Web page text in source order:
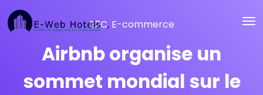
B2C, E-commerce
Airbnb organise un
sommet mondial sur le